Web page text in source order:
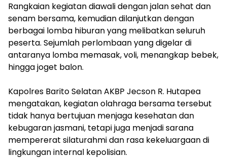
‎Rangkaian kegiatan diawali dengan jalan sehat dan
senam bersama, kemudian dilanjutkan dengan
berbagai lomba hiburan yang melibatkan seluruh
peserta. Sejumlah perlombaan yang digelar di
antaranya lomba memasak, voli, menangkap bebek,
hingga joget balon.
‎Kapolres Barito Selatan AKBP Jecson R. Hutapea
mengatakan, kegiatan olahraga bersama tersebut
tidak hanya bertujuan menjaga kesehatan dan
kebugaran jasmani, tetapi juga menjadi sarana
mempererat silaturahmi dan rasa kekeluargaan di
lingkungan internal kepolisian.